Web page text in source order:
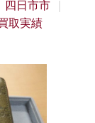
四日市市
取実績